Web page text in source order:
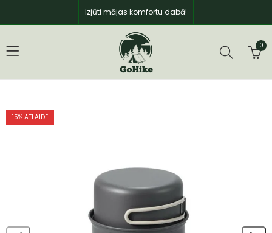
Izjūti mājas komfortu dabā!
0
15% ATLAIDE